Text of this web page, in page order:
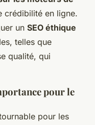
crédibilité en ligne.
un SEO éthique
telles que
qualité, qui
pour le
pour les